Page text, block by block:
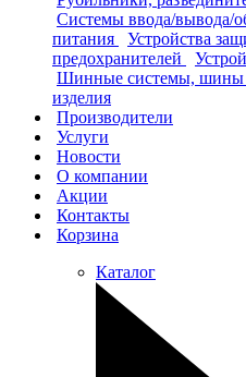
Системы ввода/вывода/
питания
Устройства
предохранителей
Шинные системы, шины
изделия
Производители
Услуги
Новости
О компании
Акции
Контакты
Корзина
Каталог